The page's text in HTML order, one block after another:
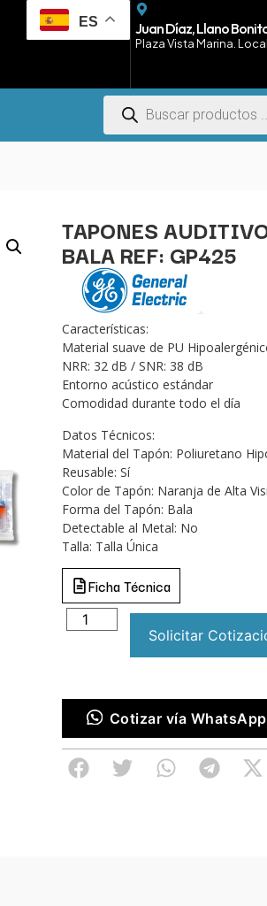
ES Juan Díaz, Llano
Plaza Vista Marina. Local
TAPONES
BALA REF: GP425
Características:
Material suave de PU
NRR: 32 dB / SNR: 38 dB
Entorno acústico estándar
Comodidad durante todo el día
Datos Técnicos:
Material del Tapón: Poliuretano
Reusable: Sí
Color de Tapón: Naranja de Alta
Forma del Tapón: Bala
Detectable al Metal: No
Talla: Talla Única
Ficha Técnica
Solicitar
Cotizar vía WhatsApp